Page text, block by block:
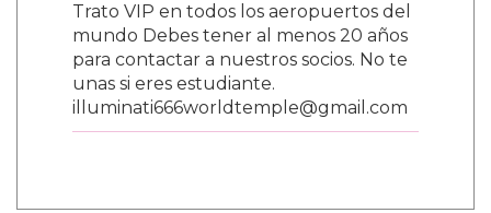
Trato VIP en todos los aeropuertos del
mundo Debes tener al menos 20 años
para contactar a nuestros socios. No te
unas si eres estudiante.
illuminati666worldtemple@gmail.com